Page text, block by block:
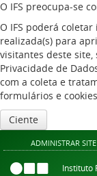
O IFS preocupa-se
O IFS poderá
realizada(s) para
visitantes deste site,
Privacidade de
com a coleta e
formulários e
Ciente
ADMINISTRAR SITE
Instituto